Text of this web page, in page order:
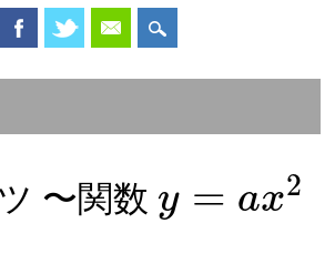
〜関数 y = ax2